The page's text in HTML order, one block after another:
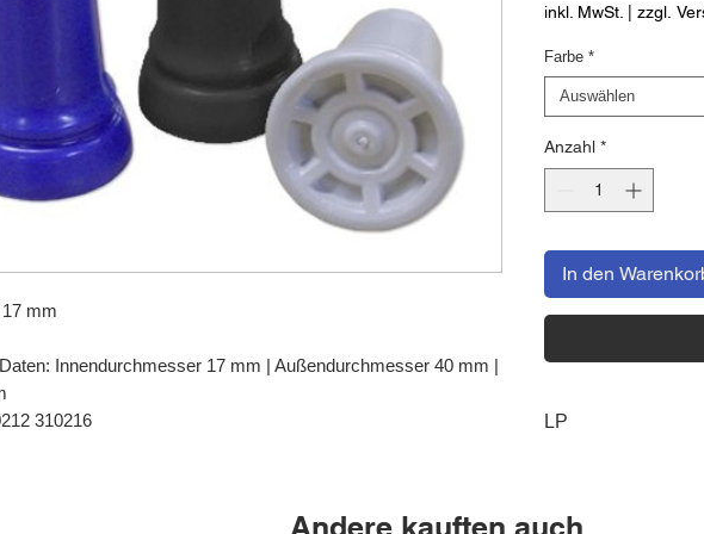
mm
Innendurchmesser 17 mm | Außendurchmesser 40 mm |
310216
inkl. MwSt. zzgl.
Farbe *
Auswählen
Anzahl *
In den
LP
Andere kauften auch